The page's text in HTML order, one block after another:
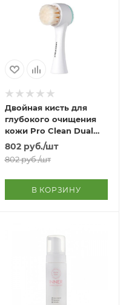
Двойная кисть для
глубокого очищения
кожи Pro Clean Dual
Deep Cleansing Brush
802руб./шт
802руб./шт
В КОРЗИНУ